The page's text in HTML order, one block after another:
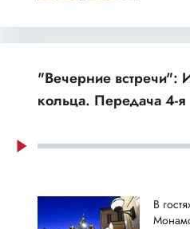
"Вечерние встречи":
кольца. Передача 4-я
В